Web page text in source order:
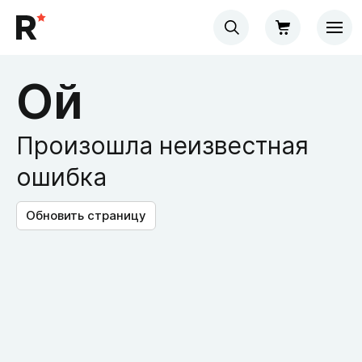
Ой
Произошла неизвестная
ошибка
Обновить страницу